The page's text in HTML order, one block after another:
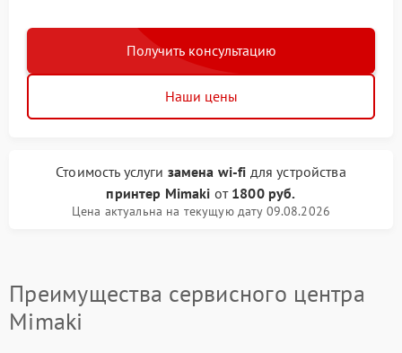
Получить консультацию
Наши цены
Стоимость услуги замена wi-fi для устройства
принтер Mimaki от 1800 руб.
Цена актуальна на текущую дату 09.08.2026
Преимущества сервисного центра
Mimaki